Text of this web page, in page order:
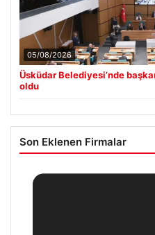
05/08/2026
Üsküdar Belediyesi’nde
oldu
Son Eklenen Firmalar